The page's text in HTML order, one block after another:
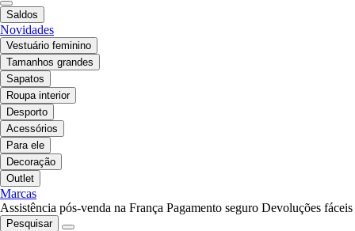
Saldos
Novidades
Vestuário feminino
Tamanhos grandes
Sapatos
Roupa interior
Desporto
Acessórios
Para ele
Decoração
Outlet
Marcas
Assistência pós-venda na França Pagamento seguro Devoluções fáceis
Pesquisar